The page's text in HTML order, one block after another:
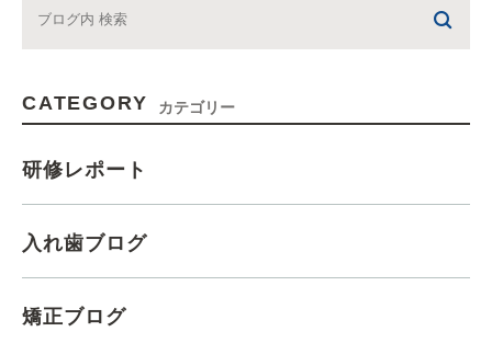
CATEGORY カテゴリー
研修レポート
入れ歯ブログ
矯正ブログ